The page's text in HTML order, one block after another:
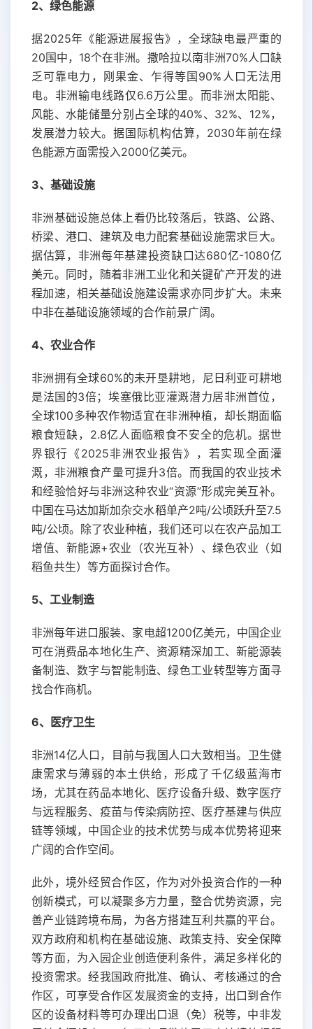
2、绿色能源
据2025年《能源进展报告》，全球缺电最严重的
20国中，18个在非洲。撒哈拉以南非洲70%人口缺
乏可靠电力，刚果金、乍得等国90%人口无法用
电。非洲输电线路仅6.6万公里。而非洲太阳能、
风能、水能储量分别占全球的40%、32%、12%，
发展潜力较大。据国际机构估算，2030年前在绿
色能源方面需投入2000亿美元。
3、基础设施
非洲基础设施总体上看仍比较落后，铁路、公路、
桥梁、港口、建筑及电力配套基础设施需求巨大。
据估算，非洲每年基建投资缺口达680亿-1080亿
美元。同时，随着非洲工业化和关键矿产开发的进
程加速，相关基础设施建设需求亦同步扩大。未来
中非在基础设施领域的合作前景广阔。
4、农业合作
非洲拥有全球60%的未开垦耕地，尼日利亚可耕地
是法国的3倍；埃塞俄比亚灌溉潜力居非洲首位，
全球100多种农作物适宜在非洲种植，却长期面临
粮食短缺，2.8亿人面临粮食不安全的危机。据世
界银行《2025非洲农业报告》，若实现全面灌
溉，非洲粮食产量可提升3倍。而我国的农业技术
和经验恰好与非洲这种农业“资源”形成完美互补。
中国在马达加斯加杂交水稻单产2吨/公顷跃升至7.5
吨/公顷。除了农业种植，我们还可以在农产品加工
增值、新能源+农业（农光互补）、绿色农业（如
稻鱼共生）等方面探讨合作。
5、工业制造
非洲每年进口服装、家电超1200亿美元，中国企业
可在消费品本地化生产、资源精深加工、新能源装
备制造、数字与智能制造、绿色工业转型等方面寻
找合作商机。
6、医疗卫生
非洲14亿人口，目前与我国人口大致相当。卫生健
康需求与薄弱的本土供给，形成了千亿级蓝海市
场，尤其在药品本地化、医疗设备升级、数字医疗
与远程服务、疫苗与传染病防控、医疗基建与供应
链等领域，中国企业的技术优势与成本优势将迎来
广阔的合作空间。
此外，境外经贸合作区，作为对外投资合作的一种
创新模式，可以凝聚多方力量，整合优势资源，完
善产业链跨境布局，为各方搭建互利共赢的平台。
双方政府和机构在基础设施、政策支持、安全保障
等方面，为入园企业创造便利条件，满足多样化的
投资需求。经我国政府批准、确认、考核通过的合
作区，可享受合作区发展资金的支持，出口到合作
区的设备材料等可办理出口退（免）税等，中非发